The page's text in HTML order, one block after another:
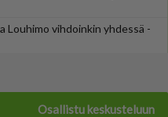
Louhimo vihdoinkin yhdessä -
Osallistu keskusteluun